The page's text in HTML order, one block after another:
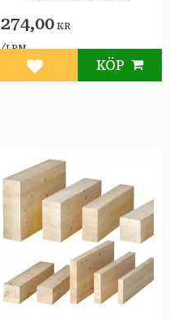
274,00 KR
/LPM
Lägg till i favoriter
KÖP